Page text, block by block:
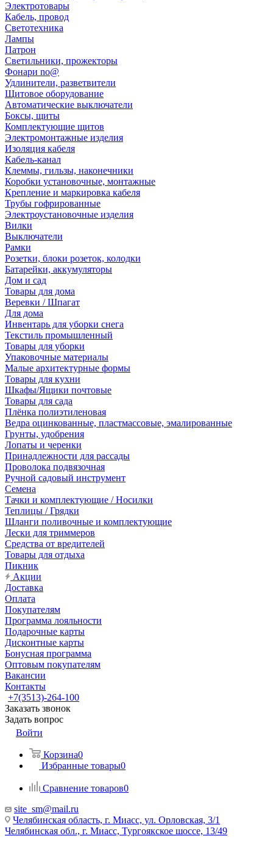
Электротовары
Кабель, провод
Светотехника
Лампы
Патрон
Светильники, прожекторы
Фонари no@
Удлинители, разветвители
Щитовое оборудование
Автоматические выключатели
Боксы, щиты
Комплектующие щитов
Электромонтажные изделия
Изоляция кабеля
Кабель-канал
Клеммы, гильзы, наконечники
Коробки установочные, монтажные
Крепление и маркировка кабеля
Трубы гофрированные
Электроустановочные изделия
Вилки
Выключатели
Рамки
Розетки, блоки розеток, колодки
Батарейки, аккумуляторы
Дом и сад
Товары для дома
Веревки / Шпагат
Для дома
Инвентарь для уборки снега
Текстиль промышленный
Товары для уборки
Упаковочные материалы
Малые архитектурные формы
Товары для кухни
Шкафы/Ящики почтовые
Товары для сада
Плёнка полиэтиленовая
Ведра оцинкованные, пластмассовые, эмалированные
Грунты, удобрения
Лопаты и черенки
Принадлежности для рассады
Проволока подвязочная
Ручной садовый инструмент
Семена
Тачки и комплектующие / Носилки
Теплицы / Грядки
Шланги поливочные и комплектующие
Лески для триммеров
Средства от вредителей
Товары для отдыха
Пикник
Акции
Доставка
Оплата
Покупателям
Программа лояльности
Подарочные карты
Дисконтные карты
Бонусная программа
Оптовым покупателям
Вакансии
Контакты
+7(3513)-264-100
Заказать звонок
Задать вопрос
Войти
Корзина0
Избранные товары0
Сравнение товаров0
site_sm@mail.ru
Челябинская область, г. Миасс, ул. Орловская, 3/1
Челябинская обл., г. Миасс, Тургоякское шоссе, 13/49